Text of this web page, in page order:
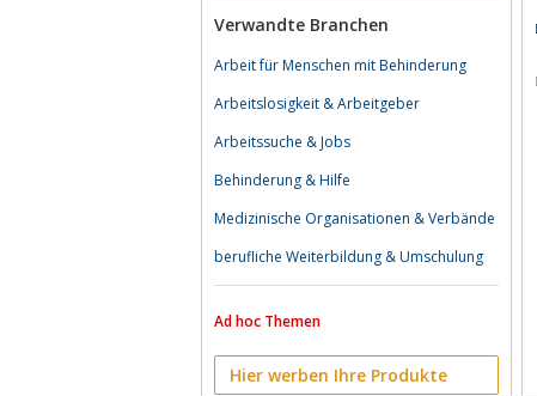
Verwandte Branchen
Arbeit für Menschen mit Behinderung
Arbeitslosigkeit & Arbeitgeber
Arbeitssuche & Jobs
Behinderung & Hilfe
Medizinische Organisationen & Verbände
berufliche Weiterbildung & Umschulung
Ad hoc Themen
Hier werben Ihre Produkte